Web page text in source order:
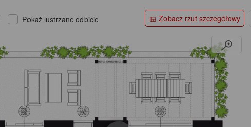
Pokaż lustrzane odbicie Zobacz rzut szczegółowy